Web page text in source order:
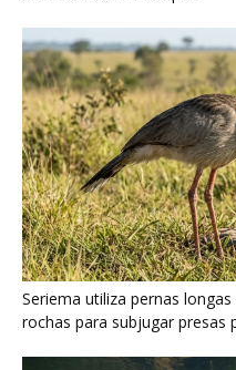
Poraquê sincroniza
amplificar campo elétrico e
maiores na Amazônia